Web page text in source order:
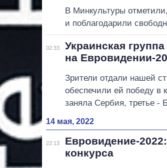
В Минкультуры
и поблагодарили
02:33
Украинская
на Евровидении-
Зрители отдали нашей
обеспечили ей победу в
заняла Сербия, третье -
14 мая, 2022
22:13
Евровидение-
конкурса